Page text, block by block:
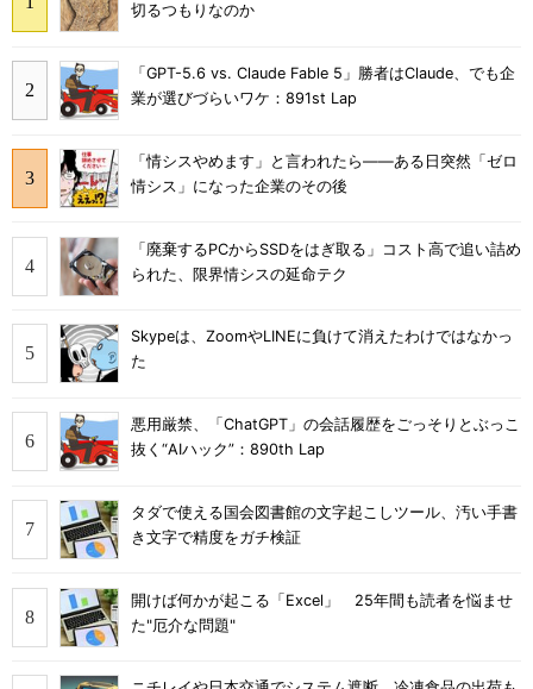
切るつもりなのか
「GPT-5.6 vs. Claude Fable 5」勝者はClaude、でも企
業が選びづらいワケ：891st Lap
「情シスやめます」と言われたら――ある日突然「ゼロ
情シス」になった企業のその後
「廃棄するPCからSSDをはぎ取る」コスト高で追い詰め
られた、限界情シスの延命テク
Skypeは、ZoomやLINEに負けて消えたわけではなかっ
た
悪用厳禁、「ChatGPT」の会話履歴をごっそりとぶっこ
抜く“AIハック”：890th Lap
タダで使える国会図書館の文字起こしツール、汚い手書
き文字で精度をガチ検証
開けば何かが起こる「Excel」 25年間も読者を悩ませ
た"厄介な問題"